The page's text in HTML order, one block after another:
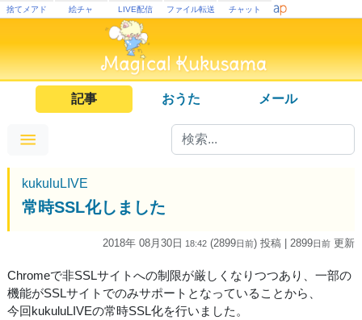
捨てメアド 絵チャ LIVE配信 ファイル転送 チャット
記事 おうた メール
kukuluLIVE
常時SSL化しました
2018年 08月30日 18:42 (2899日前) 投稿 | 2899日前 更新
Chromeで非SSLサイトへの制限が厳しくなりつつあり、一部の
機能がSSLサイトでのみサポートとなっていることから、
今回kukuluLIVEの常時SSL化を行いました。